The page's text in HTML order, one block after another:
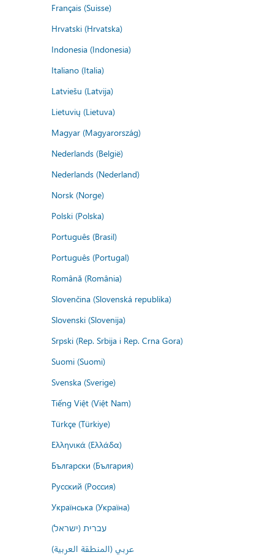
Français (Suisse)
Hrvatski (Hrvatska)
Indonesia (Indonesia)
Italiano (Italia)
Latviešu (Latvija)
Lietuvių (Lietuva)
Magyar (Magyarország)
Nederlands (België)
Nederlands (Nederland)
Norsk (Norge)
Polski (Polska)
Português (Brasil)
Português (Portugal)
Română (România)
Slovenčina (Slovenská republika)
Slovenski (Slovenija)
Srpski (Rep. Srbija i Rep. Crna Gora)
Suomi (Suomi)
Svenska (Sverige)
Tiếng Việt (Việt Nam)
Türkçe (Türkiye)
Ελληνικά (Ελλάδα)
Български (България)
Русский (Россия)
Українська (Україна)
עברית (ישראל)
عربي (المنطقة العربية)